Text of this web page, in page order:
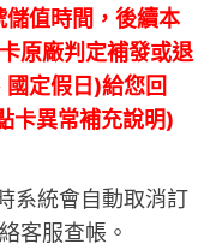
值時間，後續本
原廠判定補發或退
定假日)給您回
異常補充說明)
系統會自動取消訂
客服查帳。